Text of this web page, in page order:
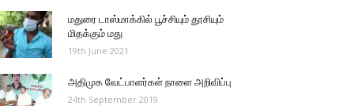
மதுரை டாஸ்மாக்கில் பூச்சியும் தூசியும்
மிதக்கும் மது
19th June 2021
அதிமுக வேட்பாளர்கள் நாளை அறிவிப்பு
24th September 2019